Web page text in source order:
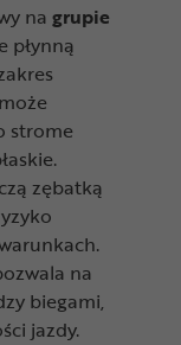
na grupie
płynną
strome
zębatką
na
biegami,
jazdy.